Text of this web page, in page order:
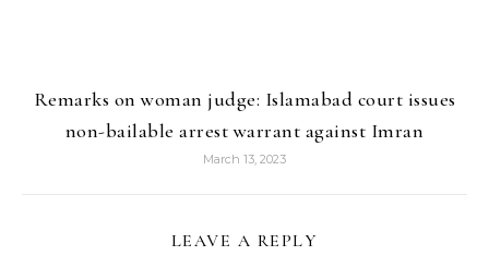
Remarks on woman judge: Islamabad court issues
non-bailable arrest warrant against Imran
March 13, 2023
LEAVE A REPLY